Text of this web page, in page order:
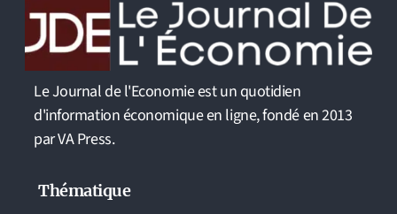
Le Journal de l'Economie est un quotidien
d'information économique en ligne, fondé en 2013
par VA Press.
Thématique